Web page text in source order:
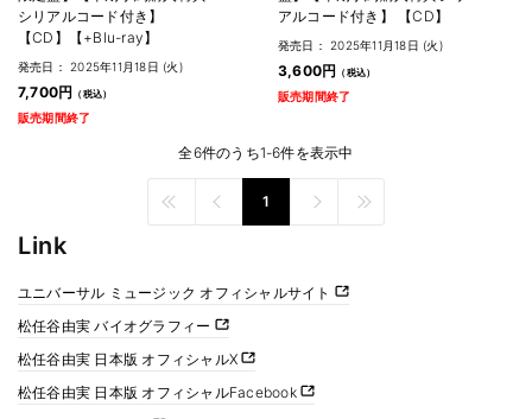
シリアルコード付き】
【CD】【+Blu-ray】
発売日： 2025年11月18日 (火)
7,700円
販売期間終了
アルコード付き】 【CD】
発売日： 2025年11月18日 (火)
3,600円
販売期間終了
全6件のうち1-6件を表示中
1
Link
ユニバーサル ミュージック オフィシャルサイト
松任谷由実 バイオグラフィー
松任谷由実 日本版 オフィシャルX
松任谷由実 日本版 オフィシャルFacebook